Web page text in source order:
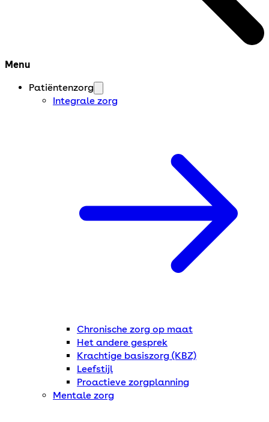
Menu
Patiëntenzorg
Integrale zorg
Chronische zorg op maat
Het andere gesprek
Krachtige basiszorg (KBZ)
Leefstijl
Proactieve zorgplanning
Mentale zorg